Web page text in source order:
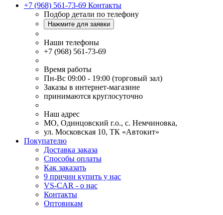
+7 (968) 561-73-69 Контакты
Подбор детали по телефону
Нажмите для заявки
Наши телефоны
+7 (968) 561-73-69
Время работы
Пн-Вс 09:00 - 19:00 (торговый зал)
Заказы в интернет-магазине
принимаются круглосуточно
Наш адрес
МО, Одинцовский г.о., с. Немчиновка,
ул. Московская 10, ТК «Автокит»
Покупателю
Доставка заказа
Способы оплаты
Как заказать
9 причин купить у нас
VS-CAR - о нас
Контакты
Оптовикам